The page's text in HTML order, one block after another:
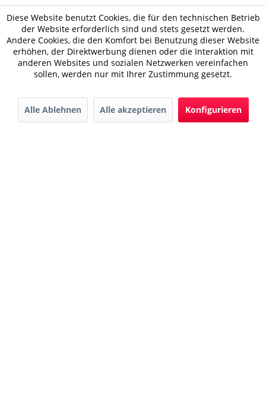
Diese Website benutzt Cookies, die für den technischen Betrieb
der Website erforderlich sind und stets gesetzt werden.
Andere Cookies, die den Komfort bei Benutzung dieser Website
erhöhen, der Direktwerbung dienen oder die Interaktion mit
anderen Websites und sozialen Netzwerken vereinfachen
sollen, werden nur mit Ihrer Zustimmung gesetzt.
Alle Ablehnen Alle akzeptieren Konfigurieren